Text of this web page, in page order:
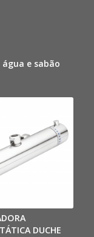
e sabão
DUCHE